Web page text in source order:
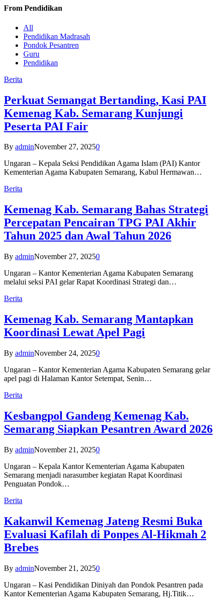
From Pendidikan
All
Pendidikan Madrasah
Pondok Pesantren
Guru
Pendidikan
Berita
Perkuat Semangat Bertanding, Kasi PAI
Kemenag Kab. Semarang Kunjungi
Peserta PAI Fair
By adminNovember 27, 20250
Ungaran – Kepala Seksi Pendidikan Agama Islam (PAI) Kantor
Kementerian Agama Kabupaten Semarang, Kabul Hermawan…
Berita
Kemenag Kab. Semarang Bahas Strategi
Percepatan Pencairan TPG PAI Akhir
Tahun 2025 dan Awal Tahun 2026
By adminNovember 27, 20250
Ungaran – Kantor Kementerian Agama Kabupaten Semarang
melalui seksi PAI gelar Rapat Koordinasi Strategi dan…
Berita
Kemenag Kab. Semarang Mantapkan
Koordinasi Lewat Apel Pagi
By adminNovember 24, 20250
Ungaran – Kantor Kementerian Agama Kabupaten Semarang gelar
apel pagi di Halaman Kantor Setempat, Senin…
Berita
Kesbangpol Gandeng Kemenag Kab.
Semarang Siapkan Pesantren Award 2026
By adminNovember 21, 20250
Ungaran – Kepala Kantor Kementerian Agama Kabupaten
Semarang menjadi narasumber kegiatan Rapat Koordinasi
Penguatan Pondok…
Berita
Kakanwil Kemenag Jateng Resmi Buka
Evaluasi Kafilah di Ponpes Al-Hikmah 2
Brebes
By adminNovember 21, 20250
Ungaran – Kasi Pendidikan Diniyah dan Pondok Pesantren pada
Kantor Kementerian Agama Kabupaten Semarang, Hj.Titik…